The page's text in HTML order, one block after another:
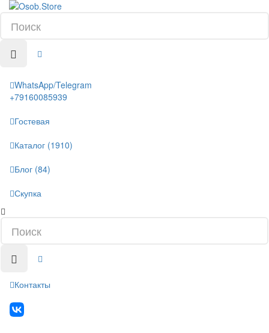
WhatsApp/Telegram
+79160085939
Гостевая
Каталог (1910)
Блог (84)
Скупка
Контакты